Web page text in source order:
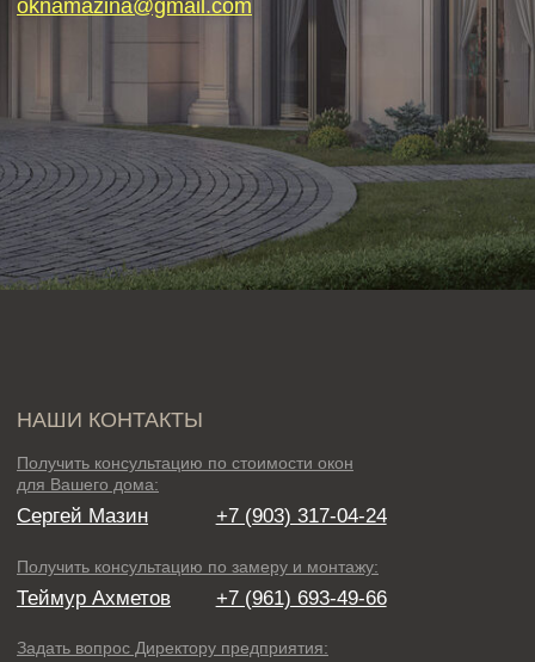
+7 (903) 317-04-24
MAX: +7 (903) 317-04-24
Сергей Мазин
Задать вопрос Директору предприятия:
+7 (961) 693-49-66
Теймур Ахметов
Получить консультацию по замеру и монтажу:
+7 (903) 317-04-24
Получить консультацию по стоимости окон
для Вашего дома:
Приезжайте по адресу:
Покровское, ул. Северная